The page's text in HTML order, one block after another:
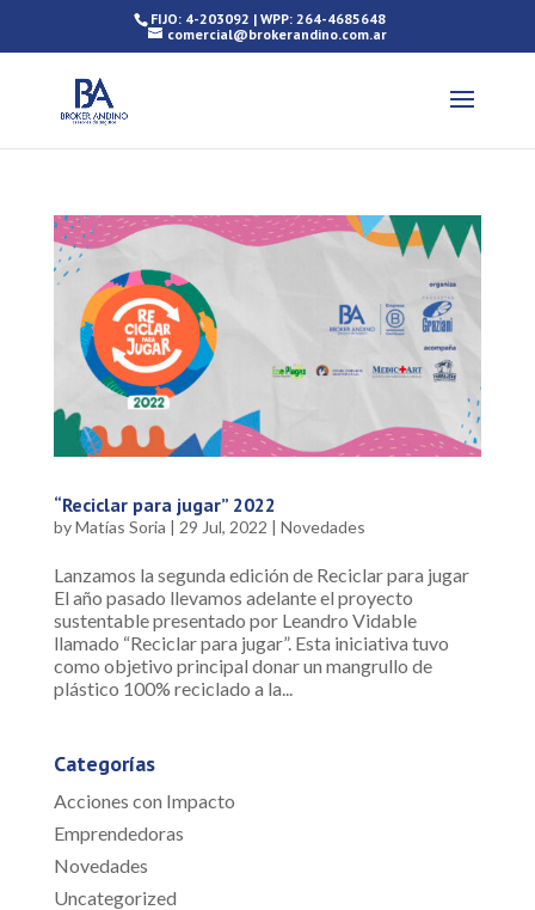
FIJO: 4-203092 | WPP: 264-4685648
comercial@brokerandino.com.ar
“Reciclar para jugar” 2022
byMatías Soria | 29 Jul, 2022 | Novedades
Lanzamos la segunda edición de Reciclar para jugar
El año pasado llevamos adelante el proyecto
sustentable presentado por Leandro Vidable
llamado “Reciclar para jugar”. Esta iniciativa tuvo
como objetivo principal donar un mangrullo de
plástico 100% reciclado a la...
Categorías
Acciones con Impacto
Emprendedoras
Novedades
Uncategorized